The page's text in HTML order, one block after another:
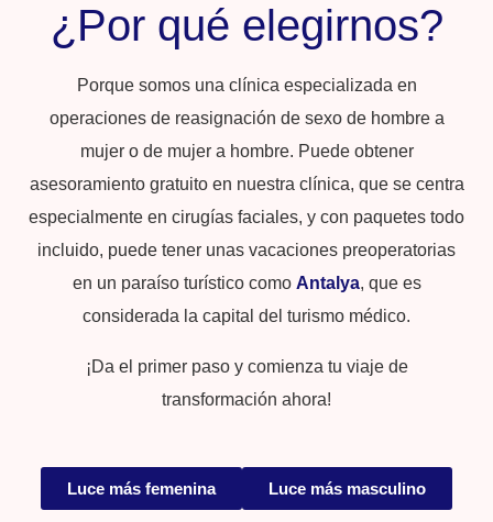
¿Por qué elegirnos?
Porque somos una clínica especializada en
operaciones de reasignación de sexo de hombre a
mujer o de mujer a hombre. Puede obtener
asesoramiento gratuito en nuestra clínica, que se centra
especialmente en cirugías faciales, y con paquetes todo
incluido, puede tener unas vacaciones preoperatorias
en un paraíso turístico como Antalya, que es
considerada la capital del turismo médico.
¡Da el primer paso y comienza tu viaje de
transformación ahora!
Luce más femenina Luce más masculino